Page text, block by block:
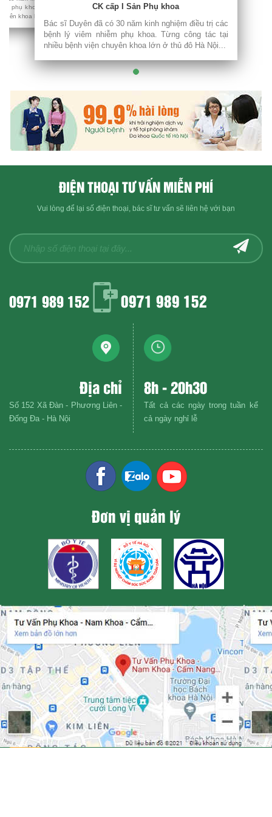
phụ khoa. Từng công tác tại
khoa lớn ở thủ đô Hà Nội...
CK cấp I Sản Phụ khoa
Bác sĩ Duyên đã có 30 năm kinh nghiệm điều trị các
bệnh lý viêm nhiễm phụ khoa. Từng công tác tại
nhiều bệnh viện chuyên khoa lớn ở thủ đô Hà Nội...
ĐIỆN THOẠI TƯ VẤN MIỄN PHÍ
Vui lòng để lại số điện thoại, bác sĩ tư vấn sẽ liên hệ với bạn
0971 989 152 0971 989 152
Địa chỉ
Số 152 Xã Đàn - Phương Liên -
Đống Đa - Hà Nội
8h - 20h30
Tất cả các ngày trong tuần kể
cả ngày nghỉ lễ
Đơn vị quản lý